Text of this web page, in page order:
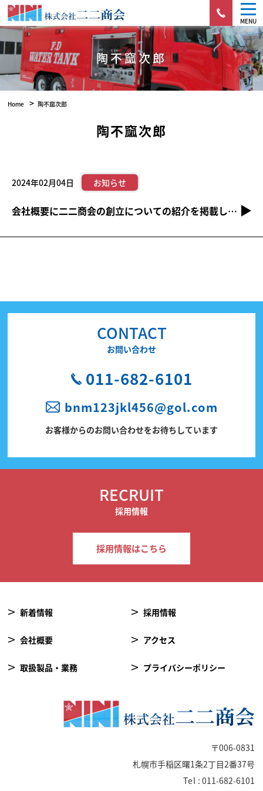
MENU
陶不窳次郎
Home > 陶不窳次郎
陶不窳次郎
2024年02月04日 お知らせ
会社概要に二二商会の創立についての紹介を掲載しました。
CONTACT
お問い合わせ
011-682-6101
bnm123jkl456@gol.com
お客様からのお問い合わせをお待ちしています
RECRUIT
採用情報
採用情報はこちら
新着情報
会社概要
取扱製品・業務
採用情報
アクセス
プライバシーポリシー
〒006-0831
札幌市手稲区曙1条2丁目2番37号
Tel : 011-682-6101